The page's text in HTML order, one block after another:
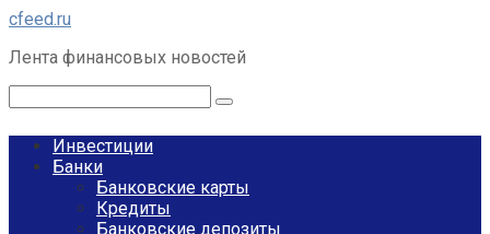
Перейти
контенту
cfeed.ru
Лента финансовых новостей
Инвестиции
Банки
Банковские карты
Кредиты
Банковские депозиты